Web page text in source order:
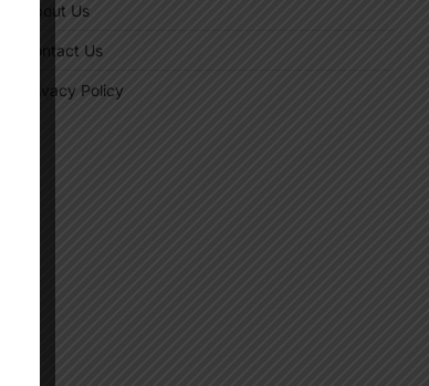
About Us
Contact Us
Privacy Policy